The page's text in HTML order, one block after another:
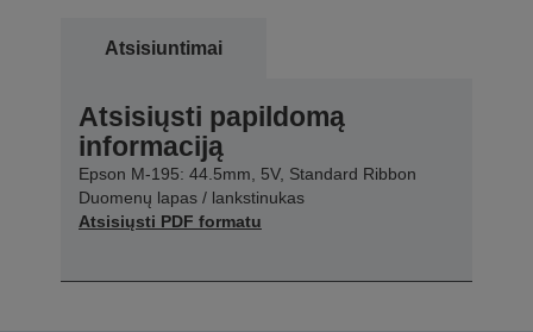
Atsisiuntimai
Atsisiųsti papildomą
informaciją
Epson M-195: 44.5mm, 5V, Standard Ribbon
Duomenų lapas / lankstinukas
Atsisiųsti PDF formatu